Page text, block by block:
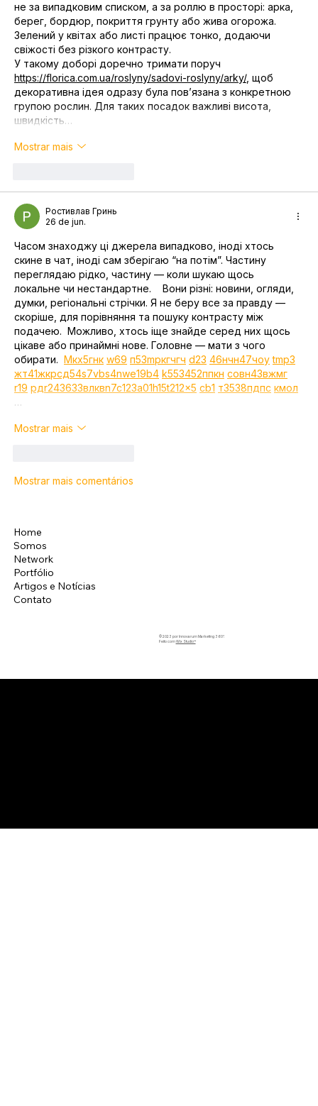
не за випадковим списком, а за роллю в просторі: арка,
берег, бордюр, покриття грунту або жива огорожа.
Зелений у квітах або листі працює тонко, додаючи
свіжості без різкого контрасту.
У такому доборі доречно тримати поруч
https://florica.com.ua/roslyny/sadovi-roslyny/arky/, щоб
декоративна ідея одразу була повʼязана з конкретною
групою рослин. Для таких посадок важливі висота,
швидкість…
Mostrar mais
Ростивлав Гринь
26 de jun.
Часом знаходжу ці джерела випадково, іноді хтось
скине в чат, іноді сам зберігаю “на потім”. Частину
переглядаю рідко, частину — коли шукаю щось
локальне чи нестандартне.    Вони різні: новини, огляди,
думки, регіональні стрічки. Я не беру все за правду —
скоріше, для порівняння та пошуку контрасту між
подачею.  Можливо, хтось іще знайде серед них щось
цікаве або принаймні нове. Головне — мати з чого
обирати.
Мкх5гнк w69 п53mpкгчгч d23 46нчн47чоу tmp3
жт41жкрсд54s7vbs4nwe19b4 k553452ппкн совн43вжмг
r19 рдr243633влквn7c123a01h15t212x5 cb1 т3538пдпс кмол
…
Mostrar mais
Mostrar mais comentários
Home
Somos
Network
Portfólio
Artigos e Notícias
Contato
© 2023 por Innovarum Marketing 360°.
Feito comWix Studio™